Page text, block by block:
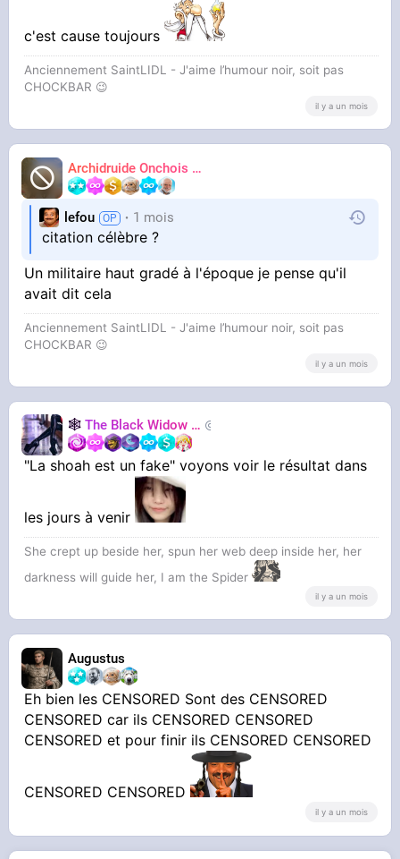
c'est cause toujours
Anciennement SaintLIDL - J'aime l’humour noir, soit pas
CHOCKBAR 😉️
il y a un mois
Archidruide Onchois
🍀️🌩️🐻️
lefou 1 mois
citation célèbre ?
Un militaire haut gradé à l'époque je pense qu'il
avait dit cela
Anciennement SaintLIDL - J'aime l’humour noir, soit pas
CHOCKBAR 😉️
il y a un mois
🕸️ The Black Widow 🕷️
"La shoah est un fake" voyons voir le résultat dans
les jours à venir
She crept up beside her, spun her web deep inside her, her
darkness will guide her, I am the Spider
il y a un mois
Augustus
Eh bien les CENSORED Sont des CENSORED
CENSORED car ils CENSORED CENSORED
CENSORED et pour finir ils CENSORED CENSORED
CENSORED CENSORED
il y a un mois